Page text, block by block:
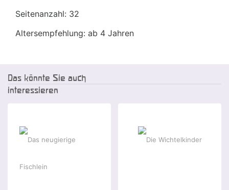
Seitenanzahl: 32
Altersempfehlung: ab 4 Jahren
Das könnte Sie auch
interessieren